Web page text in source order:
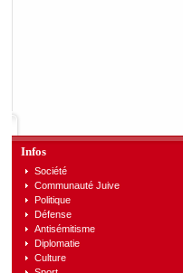
Infos
Société
Communauté Juive
Politique
Défense
Antisémitisme
Diplomatie
Culture